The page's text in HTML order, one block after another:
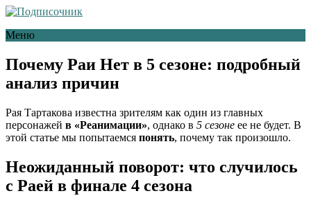
Меню
Почему Раи Нет в 5 сезоне: подробный
анализ причин
Рая Тартакова известна зрителям как один из главных
персонажей в «Реанимации», однако в 5 сезоне ее не будет. В
этой статье мы попытаемся понять, почему так произошло.
Неожиданный поворот: что случилось
с Раей в финале 4 сезона